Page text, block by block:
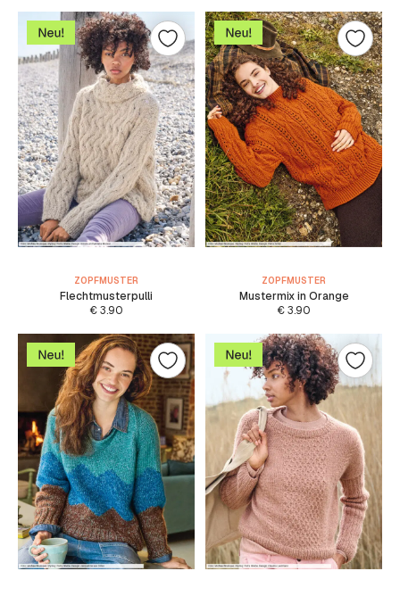
ZOPFMUSTER
Flechtmusterpulli
€3.90
ZOPFMUSTER
Mustermix in Orange
€3.90